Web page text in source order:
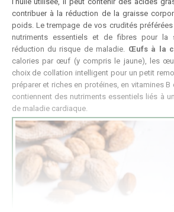
contribuer à la réduction de la graisse
poids. Le trempage de vos crudités
nutriments essentiels et de fibres pour la
réduction du risque de maladie. Œufs à la
calories par œuf (y compris le jaune), les
choix de collation intelligent pour un petit
préparer et riches en protéines, en vitamines
contiennent des nutriments essentiels liés à
de maladie cardiaque.